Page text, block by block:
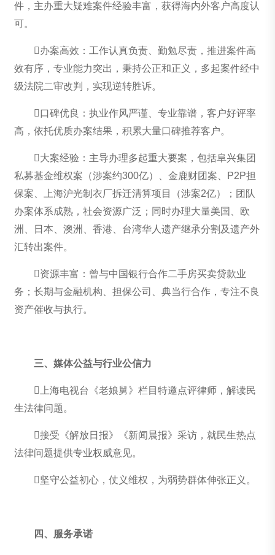
件，主办重大疑难案件经验丰富，获得海内外客户高度认
可。
办案高效：工作认真负责、勤勉尽责，推进案件高
效有序，专业能力突出，秉持公正和正义，多起案件经中
级法院二审改判，实现逆转胜诉。
口碑优良：执业作风严谨、专业靠谱，客户好评率
高，依托优质办案结果，积累大量口碑推荐客户。
大案经验：主导办理多起重大要案，包括阜兴集团
私募基金维权案（涉案约300亿）、金鹿财团案、P2P担
保案、上海沪光制衣厂拆迁清算项目（涉案2亿）；团队
办案体系成熟，社会资源广泛；同时办理大量美国、欧
洲、日本、澳洲、香港、台湾华人遗产继承分割及遗产外
汇转出案件。
资源丰富：曾与中国银行合作二手房买卖贷款业
务；长期与金融机构、担保公司、典当行合作，专注不良
资产催收与执行。
三、媒体公益与行业公信力
上海电视台《老娘舅》栏目特邀点评律师，解读民
生法律问题。
接受《解放日报》《新闻晨报》采访，就民生热点
法律问题提供专业权威意见。
坚守公益初心，仗义维权，为弱势群体伸张正义。
四、服务承诺